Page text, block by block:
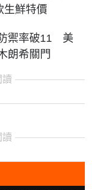
鮮特價
禦率破11 美
朗希關門
讀
讀